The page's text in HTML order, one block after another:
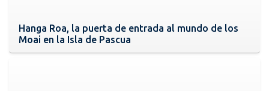
Hanga Roa, la puerta de entrada al mundo de los
Moai en la Isla de Pascua